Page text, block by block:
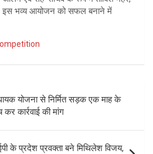
भव्य आयोजन को सफल बनाने में
योजना से निर्मित सड़क एक माह के
कार्रवाई की मांग
के प्रदेश प्रवक्ता बने मिथिलेश विजय,